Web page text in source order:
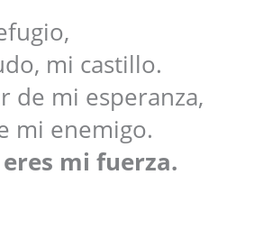
mi castillo.
de mi esperanza,
mi enemigo.
mi fuerza.